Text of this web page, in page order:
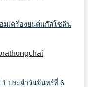
มเครื่องยนต์แก๊สโซลีน
1 ประจำวันจันทร์ที่ 6